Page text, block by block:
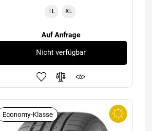
TL XL
Auf Anfrage
Nicht verfügbar
Economy-Klasse